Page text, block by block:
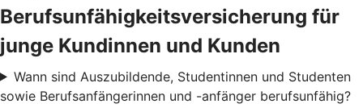
Berufsunfähigkeitsversicherung für
junge Kundinnen und Kunden
Wann sind Auszubildende, Studentinnen und Studenten
sowie Berufsanfängerinnen und -anfänger berufsunfähig?